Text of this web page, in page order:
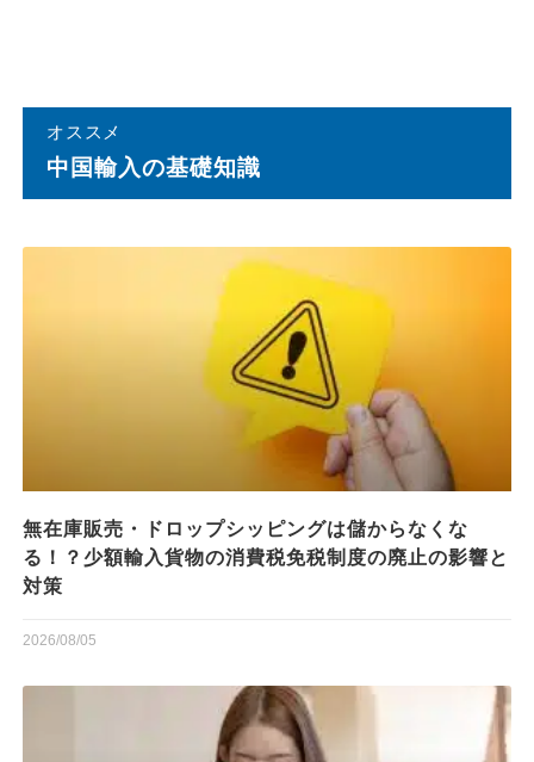
オススメ
中国輸⼊の基礎知識
無在庫販売・ドロップシッピングは儲からなくな
る！？少額輸入貨物の消費税免税制度の廃止の影響と
対策
2026/08/05